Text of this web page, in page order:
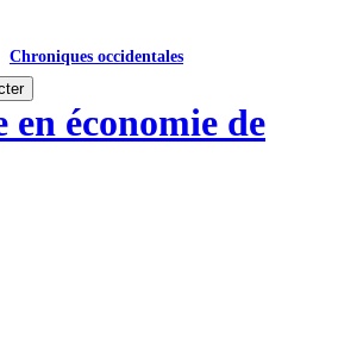
Chroniques occidentales
en économie de